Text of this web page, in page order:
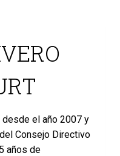
el año 2007 y
Consejo Directivo
años de